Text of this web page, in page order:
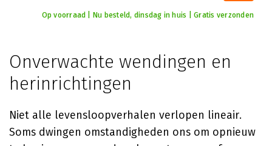
Op voorraad | Nu besteld, dinsdag in huis | Gratis verzonden
Onverwachte wendingen en
herinrichtingen
Niet alle levensloopverhalen verlopen lineair.
Soms dwingen omstandigheden ons om opnieuw